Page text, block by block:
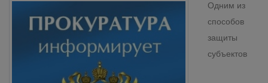
Одним из
способов
защиты
субъектов